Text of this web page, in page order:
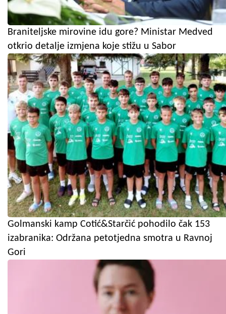
Braniteljske mirovine idu gore? Ministar Medved
otkrio detalje izmjena koje stižu u Sabor
Golmanski kamp Cotić&Starčić pohodilo čak 153
izabranika: Održana petotjedna smotra u Ravnoj
Gori